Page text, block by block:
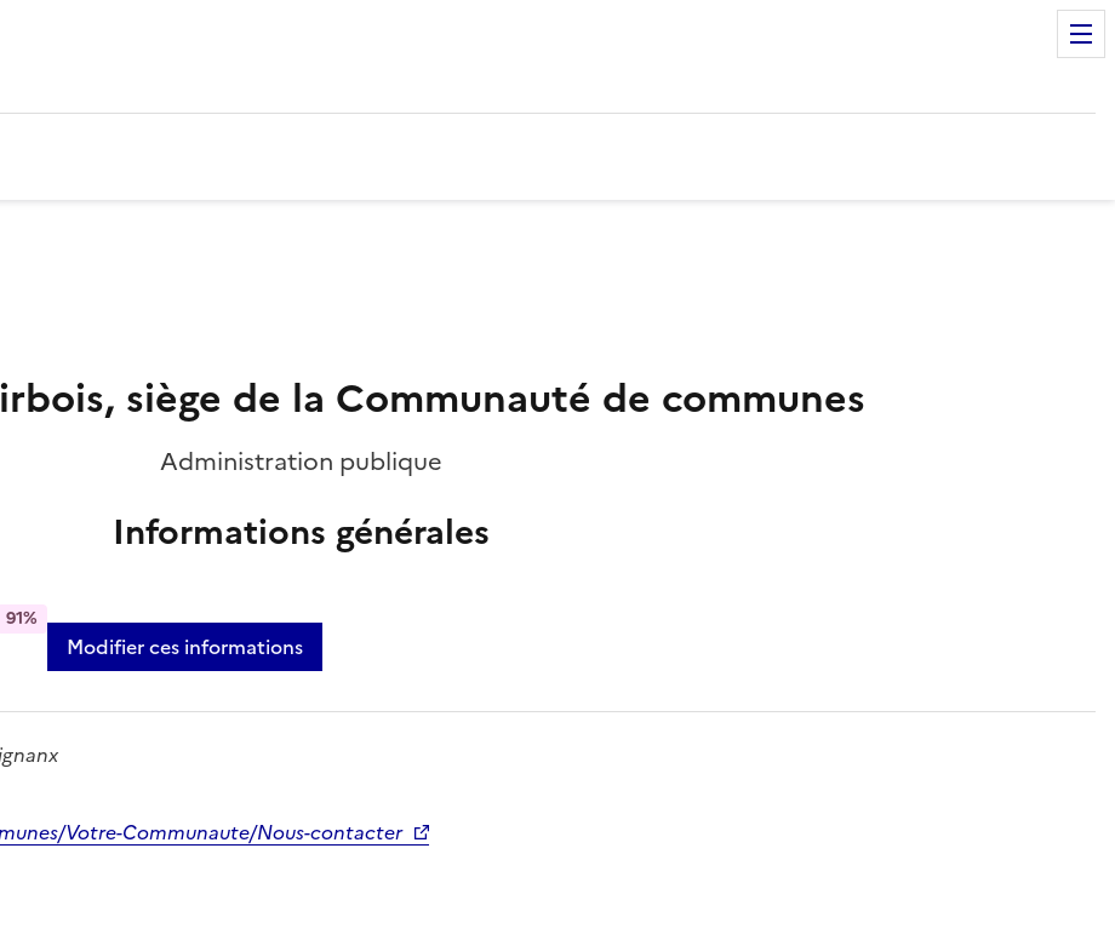
siège de la Communauté de communes
Administration publique
Informations générales
91%
Modifier ces informations
Votre-Communaute/Nous-contacter